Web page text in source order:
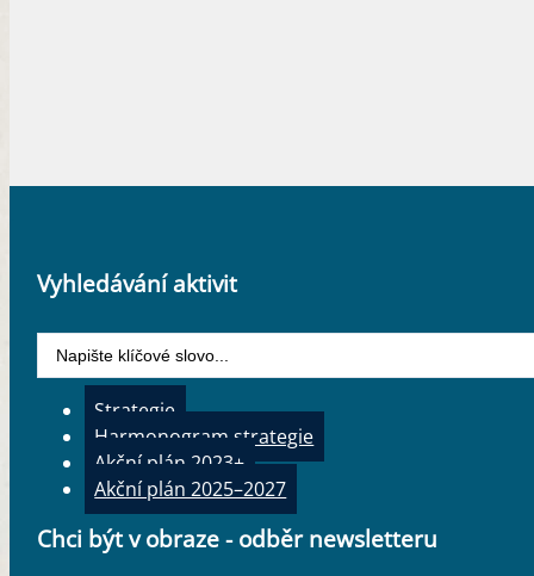
Vyhledávání aktivit
Strategie
Harmonogram strategie
Akční plán 2023+
Akční plán 2025–2027
Chci být v obraze - odběr newsletteru